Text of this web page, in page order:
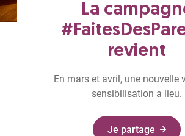
La
revient
En mars et avril, une nouvelle
sensibilisation a lieu.
Je partage